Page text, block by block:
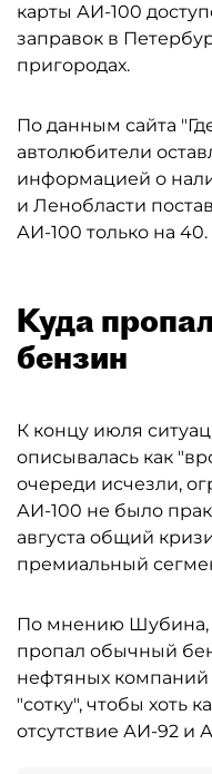
карты АИ-100
заправок в
пригородах.
По данным сайта
автолюбители
информацией о
и Ленобласти
АИ-100 только на 40.
Куда
бензин
К концу июля
описывалась как
очереди исчезли,
АИ-100 не было
августа общий
премиальный
По мнению Шубина,
пропал обычный
нефтяных
"сотку", чтобы хоть
отсутствие АИ-92 и